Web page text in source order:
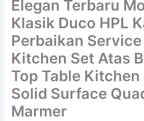
Elegan Terbaru
Klasik Duco HPL
Perbaikan
Kitchen Set Atas
Top Table
Solid Surface
Marmer